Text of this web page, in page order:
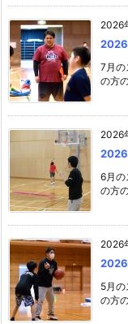
2026
2026
7月の
の方
2026
2026
6月の
の方
2026
2026
5月
の方